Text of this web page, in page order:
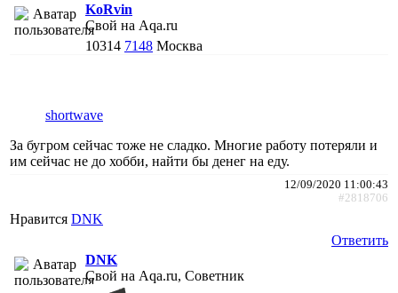
KoRvin
Свой на Aqa.ru
10314 7148 Москва
shortwave
За бугром сейчас тоже не сладко. Многие работу потеряли и
им сейчас не до хобби, найти бы денег на еду.
12/09/2020 11:00:43
#2818706
Нравится DNK
Ответить
DNK
Свой на Aqa.ru, Советник